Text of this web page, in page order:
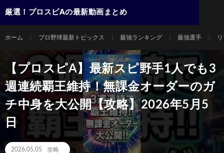
厳選！プロスピAの最新動画まとめ
ホーム プロ野球最新トピックス 最強ランキング 最強選手
【プロスピA】最新スピ野手1人でも3
週連続覇王維持！無課金オーダーのガ
チ中身を大公開【攻略】2026年5月5
日
2026.05.05 攻略